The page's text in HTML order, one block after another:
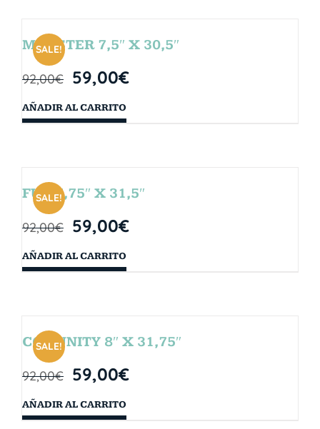
SALE!
MONSTER 7,5″ X 30,5″
92,00€ 59,00€
AÑADIR AL CARRITO
SALE!
FUN 7,75″ X 31,5″
92,00€ 59,00€
AÑADIR AL CARRITO
SALE!
COMUNITY 8″ X 31,75″
92,00€ 59,00€
AÑADIR AL CARRITO